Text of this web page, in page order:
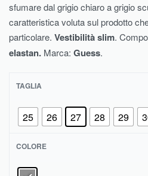
sfumare dal grigio chiaro a grigio
caratteristica voluta sul prodotto
particolare. Vestibilità slim.
elastan. Marca: Guess.
TAGLIA
25 26 27 28 29
COLORE